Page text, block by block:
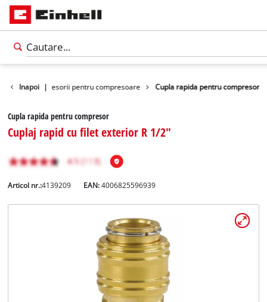
Inapoi |
unelte Accesorii pentru compresoare Cupla rapida pentru compresor
Cupla rapida pentru compresor
Cuplaj rapid cu filet exterior R 1/2"
Articol nr.:4139209 EAN:4006825596939